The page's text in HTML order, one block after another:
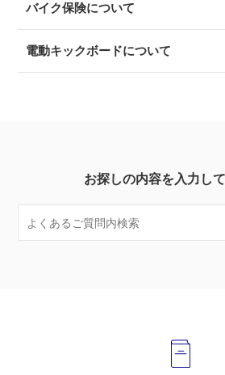
バイク保険について
電動キックボードについて
お探しの内容を入力し